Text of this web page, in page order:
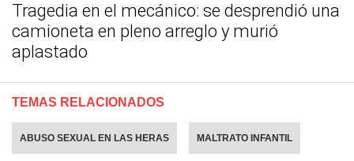
Tragedia en el mecánico: se desprendió una
camioneta en pleno arreglo y murió
aplastado
TEMAS RELACIONADOS
ABUSO SEXUAL EN LAS HERAS MALTRATO INFANTIL